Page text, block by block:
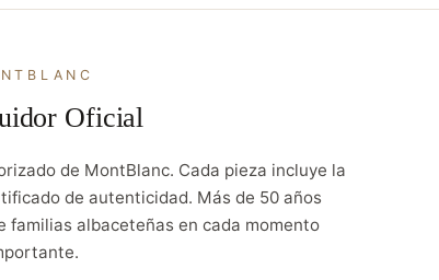
Oficial
de MontBlanc. Cada pieza incluye la
de autenticidad. Más de 50 años
familias albaceteñas en cada momento